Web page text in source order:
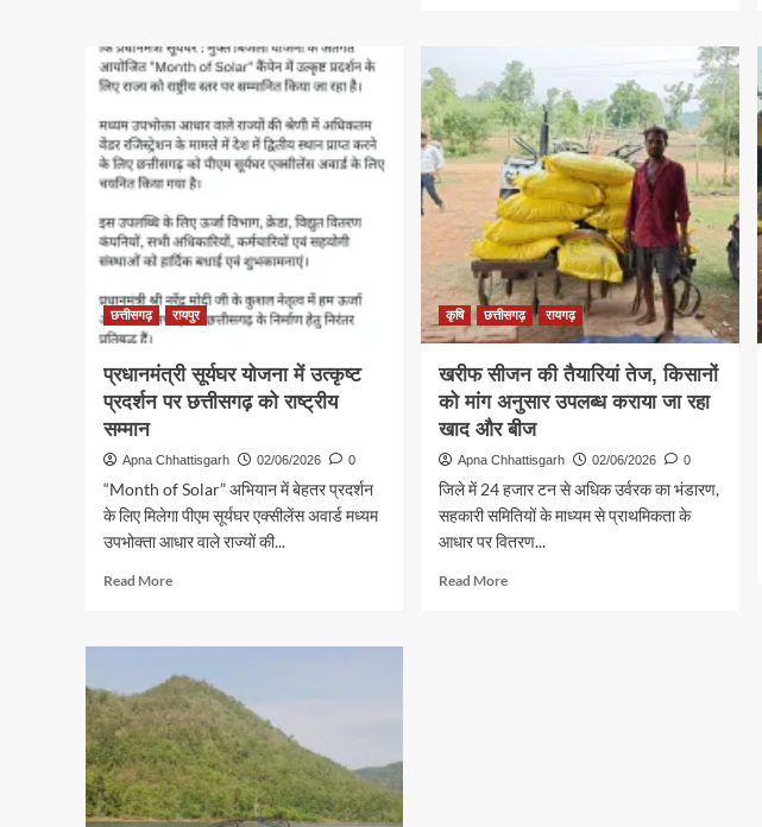
सुशासन
का
बना
कोण्डापल्ली
का
बेली
ब्रिज
लौटाने
की
मुहिम
में
छत्तीसगढ़
आगे:
1.63
लाख
से
अधिक
मोतियाबिंद
ऑपरेशन
से
चेहरों
पर
लौटी
मुस्कान
छत्तीसगढ़ रायपुर
प्रधानमंत्री सूर्यघर योजना में उत्कृष्ट
प्रदर्शन पर छत्तीसगढ़ को राष्ट्रीय
सम्मान
Apna Chhattisgarh 02/06/2026 0
“Month of Solar” अभियान में बेहतर प्रदर्शन
के लिए मिलेगा पीएम सूर्यघर एक्सीलेंस अवार्ड मध्यम
उपभोक्ता आधार वाले राज्यों की...
Read MoreRead
प्रधानमंत्री
योजना
में
उत्कृष्ट
प्रदर्शन
पर
छत्तीसगढ़
कृषि छत्तीसगढ़ रायगढ़
खरीफ सीजन की तैयारियां तेज, किसानों
को मांग अनुसार उपलब्ध कराया जा रहा
खाद और बीज
Apna Chhattisgarh 02/06/2026 0
जिले में 24 हजार टन से अधिक उर्वरक का भंडारण,
सहकारी समितियों के माध्यम से प्राथमिकता के
आधार पर वितरण...
Read MoreRead